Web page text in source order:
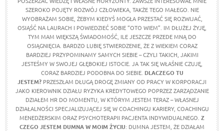
SZEROKO POJĘTY ROZWÓJ CZŁOWIEKA, TAKŻE TEGO MAŁEGO. NIE
WYOBRAŻAM SOBIE, ŻEBYM KIEDYŚ MOGŁA PRZESTAĆ SIĘ ROZWIJAĆ,
OSIĄŚĆ NA LAURACH I POWIEDZIEĆ SOBIE “OTO WIEM”. IM DŁUŻEJ ŻYJĘ,
TYM MAM WIĘKSZĄ ŚWIADOMOŚĆ, ILE JESZCZE PRZEDE MNĄ DO
OSIĄGNIĘCIA. BARDZO LUBIĘ STWIERDZENIE, ŻE Z WIEKIEM CORAZ
BARDZIEJ PRZYPOMINAMY SAMYCH SIEBIE – CZYLI TAKICH, JAKIMI
JESTEŚMY W SWOJEJ GŁĘBOKIEJ ISTOCIE. JA TAK SIĘ WŁAŚNIE CZUJĘ,
CORAZ BARDZIEJ PODOBNA DO SIEBIE. DLACZEGO TU
JESTEM? PRZESZŁAM DŁUGĄ DROGĘ ZMIANY OD PRACY W KORPORACJI
JAKO KIEROWNIK DZIAŁU RYZYKA KREDYTOWEGO POPRZEZ ZARZĄDZANIE
DZIAŁEM HR DO MOMENTU, W KTÓRYM JESTEM TERAZ – WŁASNEJ
DZIAŁALNOŚCI SPECJALIZUJĄCEJ SIĘ W COACHINGU KARIERY, COACHINGU
MENEDŻERSKIM ORAZ PSYCHOTERAPII PACJENTA INDYWIDUALNEGO. Z
CZEGO JESTEM DUMNA W MOIM ŻYCIU: DUMNA JESTEM, ŻE DZIAŁAM